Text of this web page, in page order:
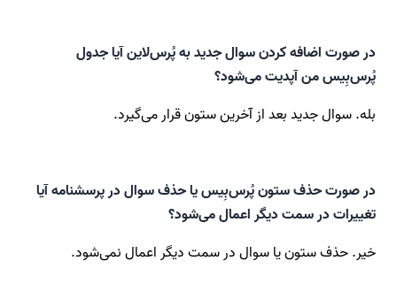
در صورت اضافه کردن سوال جدید به پُرس‌لاین آیا جدول
پُرس‌بِیس من آپدیت می‌شود؟
بله. سوال جدید بعد از آخرین ستون قرار می‌گیرد.
در صورت حذف ستون پُرس‌بِیس یا حذف سوال در پرسشنامه آیا
تغییرات در سمت دیگر اعمال می‌شود؟
خیر. حذف ستون یا سوال در سمت دیگر اعمال نمی‌شود.